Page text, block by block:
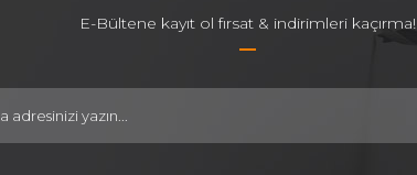
E-Bültene kayıt ol fırsat & indirimleri kaçırma!